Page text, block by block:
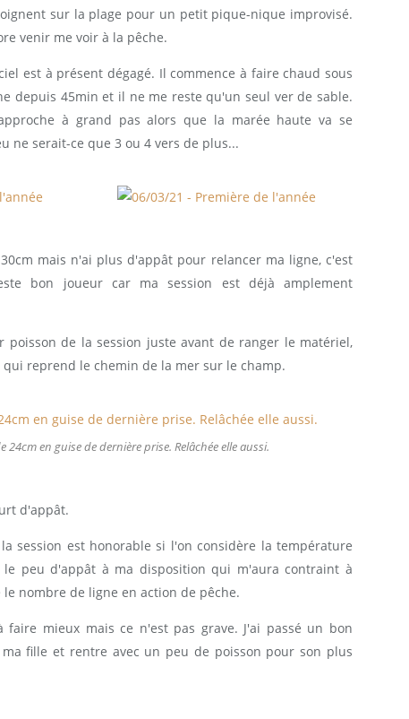
sur la plage pour un petit pique-nique improvisé.
venir me voir à la pêche.
est à présent dégagé. Il commence à faire chaud sous
depuis 45min et il ne me reste qu'un seul ver de sable.
à grand pas alors que la marée haute va se
ne serait-ce que 3 ou 4 vers de plus...
mais n'ai plus d'appât pour relancer ma ligne, c'est
bon joueur car ma session est déjà amplement
poisson de la session juste avant de ranger le matériel,
reprend le chemin de la mer sur le champ.
24cm en guise de dernière prise. Relâchée elle aussi.
d'appât.
session est honorable si l'on considère la température
peu d'appât à ma disposition qui m'aura contraint à
nombre de ligne en action de pêche.
mieux mais ce n'est pas grave. J'ai passé un bon
fille et rentre avec un peu de poisson pour son plus